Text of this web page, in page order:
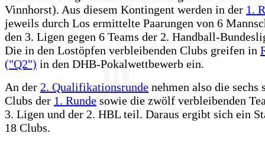
Vinnhorst). Aus diesem Kontingent werden in der 1.
jeweils durch Los ermittelte Paarungen von 6
den 3. Ligen gegen 6 Teams der 2. Handball-
Die in den Lostöpfen verbleibenden Clubs greifen in
("Q2") in den DHB-Pokalwettbewerb ein.
An der 2. Qualifikationsrunde nehmen also die sechs
Clubs der 1. Runde sowie die zwölf verbleibenden
3. Ligen und der 2. HBL teil. Daraus ergibt sich ein
18 Clubs.